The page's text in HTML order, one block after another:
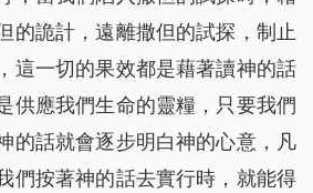
的詭計，遠離撒但的試探，制止
這一切的果效都是藉著讀神的話
供應我們生命的靈糧，只要我們
的話就會逐步明白神的心意，凡
們按著神的話去實行時，就能得